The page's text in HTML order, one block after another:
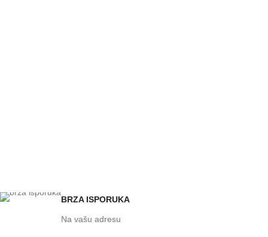
BRZA ISPORUKA
Na vašu adresu